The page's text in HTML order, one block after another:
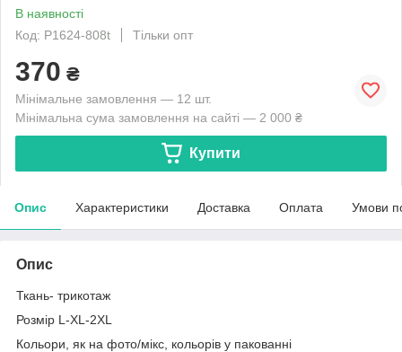
В наявності
Код: P1624-808t
Тільки опт
370 ₴
Мінімальне замовлення — 12 шт.
Мінімальна сума замовлення на сайті — 2 000 ₴
Купити
Опис Характеристики Доставка Оплата Умови
Опис
Ткань- трикотаж
Розмір L-XL-2XL
Кольори, як на фото/мікс, кольорів у пакованні